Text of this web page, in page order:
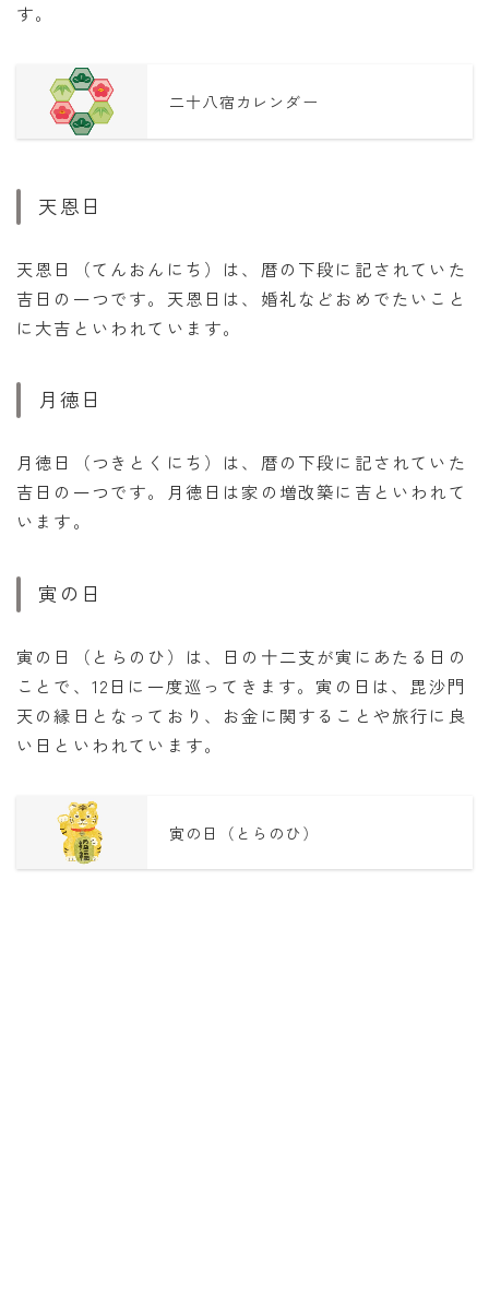
す。
二十八宿カレンダー
天恩日
天恩日（てんおんにち）は、暦の下段に記されていた
吉日の一つです。天恩日は、婚礼などおめでたいこと
に大吉といわれています。
月徳日
月徳日（つきとくにち）は、暦の下段に記されていた
吉日の一つです。月徳日は家の増改築に吉といわれて
います。
寅の日
寅の日（とらのひ）は、日の十二支が寅にあたる日の
ことで、12日に一度巡ってきます。寅の日は、毘沙門
天の縁日となっており、お金に関することや旅行に良
い日といわれています。
寅の日（とらのひ）